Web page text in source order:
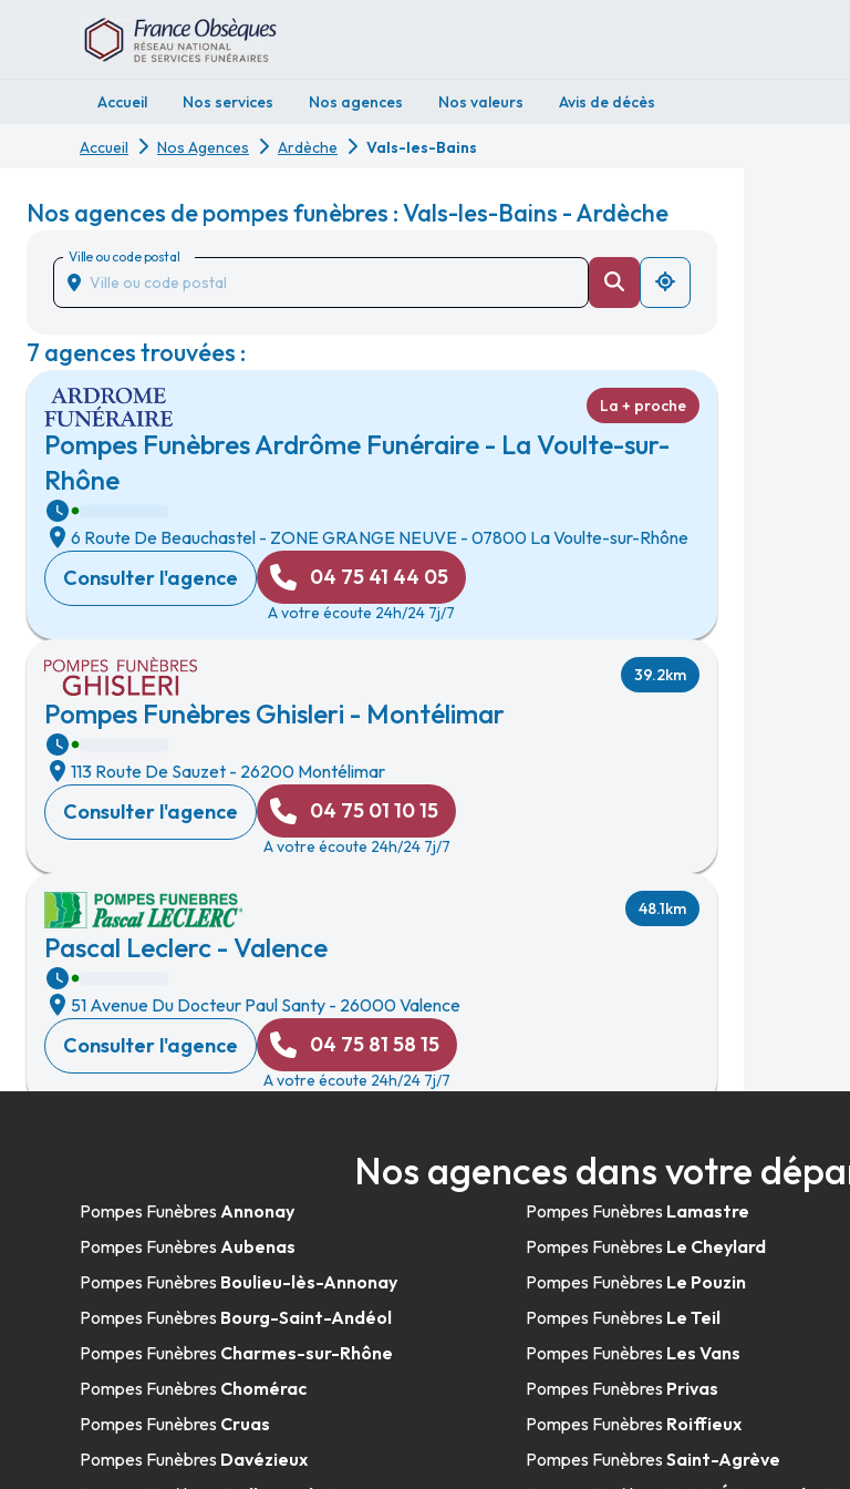
Accueil Nos services Nos agences Nos valeurs Avis de décès
Accueil Nos Agences Ardèche Vals-les-Bains
Nos agences de pompes funèbres : Vals-les-Bains - Ardèche
Ville ou code postal
7 agences trouvées :
Pompes Funèbres Ardrôme Funéraire - La Voulte-sur-
Rhône
La + proche
6 Route De Beauchastel - ZONE GRANGE NEUVE - 07800 La Voulte-sur-Rhône
Consulter l'agence 04 75 41 44 05
A votre écoute 24h/24 7j/7
Pompes Funèbres Ghisleri - Montélimar
39.2km
113 Route De Sauzet - 26200 Montélimar
Consulter l'agence 04 75 01 10 15
A votre écoute 24h/24 7j/7
Pascal Leclerc - Valence
48.1km
51 Avenue Du Docteur Paul Santy - 26000 Valence
Consulter l'agence 04 75 81 58 15
A votre écoute 24h/24 7j/7
Ardrôme Funéraire - Valence
38 Boulevard Gustave André-
Consulter l'agence 04 75 55 35 78
A votre écoute 24h/24 7j/7
Pompes Funèbres Suchier - Tournon-sur-Rhône
12 Rue Du Repos -07300 Tournon-sur-Rhône
Nos agences dans votre
Pompes Funèbres Annonay
Pompes Funèbres Aubenas
Pompes Funèbres Boulieu-lès-Annonay
Pompes Funèbres Bourg-Saint-Andéol
Pompes Funèbres Charmes-sur-Rhône
Pompes Funèbres Chomérac
Pompes Funèbres Cruas
Pompes Funèbres Davézieux
Pompes Funèbres Lamastre
Pompes Funèbres Le Cheylard
Pompes Funèbres Le Pouzin
Pompes Funèbres Le Teil
Pompes Funèbres Les Vans
Pompes Funèbres Privas
Pompes Funèbres Roiffieux
Pompes Funèbres Saint-Agrève